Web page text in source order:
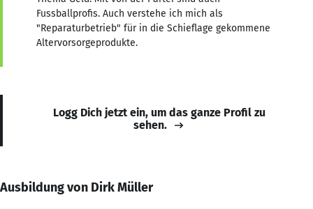
Fussballprofis. Auch verstehe ich mich als
"Reparaturbetrieb" für in die Schieflage gekommene
Altervorsorgeprodukte.
Logg Dich jetzt ein, um das ganze Profil zu
sehen.
Ausbildung von Dirk Müller